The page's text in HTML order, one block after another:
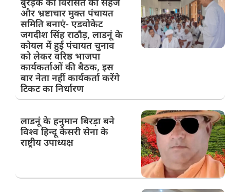
और भ्रष्टाचार मुक्त पंचायत
समिति बनाएं- एडवोकेट
जगदीश सिंह राठौड़, लाडनूं के
कोयल में हुई पंचायत चुनाव
को लेकर वरिष्ठ भाजपा
कार्यकर्ताओं की बैठक, इस
बार नेता नहीं कार्यकर्ता करेंगे
टिकट का निर्धारण
लाडनूं के हनुमान बिरड़ा बने
विश्व हिन्दू केसरी सेना के
राष्ट्रीय उपाध्यक्ष